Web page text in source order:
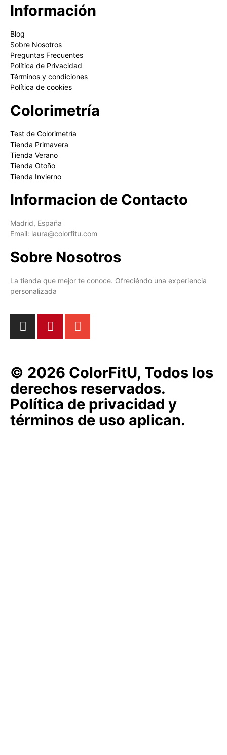
Información
Blog
Sobre Nosotros
Preguntas Frecuentes
Política de Privacidad
Términos y condiciones
Política de cookies
Colorimetría
Test de Colorimetría
Tienda Primavera
Tienda Verano
Tienda Otoño
Tienda Invierno
Informacion de Contacto
Madrid, España
Email: laura@colorfitu.com
Sobre Nosotros
La tienda que mejor te conoce. Ofreciéndo una experiencia
personalizada
© 2026 ColorFitU, Todos los
derechos reservados.
Política de privacidad y
términos de uso aplican.